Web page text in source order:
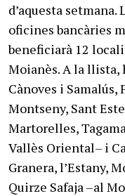
d’aquesta
oficines bancàries
beneficiarà 12
Moianès. A la llista,
Cànoves i Samalús,
Montseny, Sant
Martorelles,
Vallès Oriental– i
Granera, l’Estany,
Quirze Safaja –al